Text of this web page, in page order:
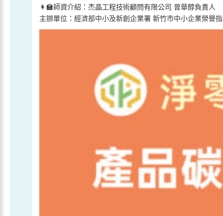
👩‍🏫師資介紹：杰晶工程技術顧問有限公司 曾華醇負責人
主辦單位：經濟部中小及新創企業署 新竹市中小企業榮譽